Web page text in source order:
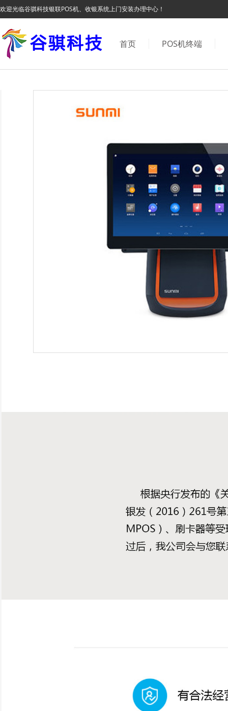
欢迎光临谷骐科技银联POS机、收银系统上门安装办理中心！
首页 POS机终端